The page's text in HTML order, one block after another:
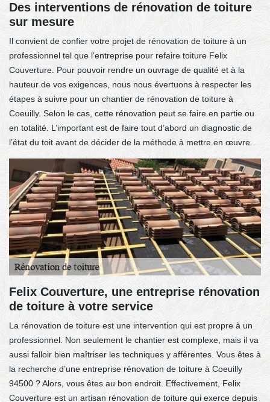
Des interventions de rénovation de toiture
sur mesure
Il convient de confier votre projet de rénovation de toiture à un
professionnel tel que l’entreprise pour refaire toiture Felix
Couverture. Pour pouvoir rendre un ouvrage de qualité et à la
hauteur de vos exigences, nous nous évertuons à respecter les
étapes à suivre pour un chantier de rénovation de toiture à
Coeuilly. Selon le cas, cette rénovation peut se faire en partie ou
en totalité. L’important est de faire tout d’abord un diagnostic de
l’état du toit avant de décider de la méthode à mettre en œuvre.
Felix Couverture, une entreprise rénovation
de toiture à votre service
La rénovation de toiture est une intervention qui est propre à un
professionnel. Non seulement le chantier est complexe, mais il va
aussi falloir bien maîtriser les techniques y afférentes. Vous êtes à
la recherche d’une entreprise rénovation de toiture à Coeuilly
94500 ? Alors, vous êtes au bon endroit. Effectivement, Felix
Couverture est un artisan rénovation de toiture qui exerce depuis